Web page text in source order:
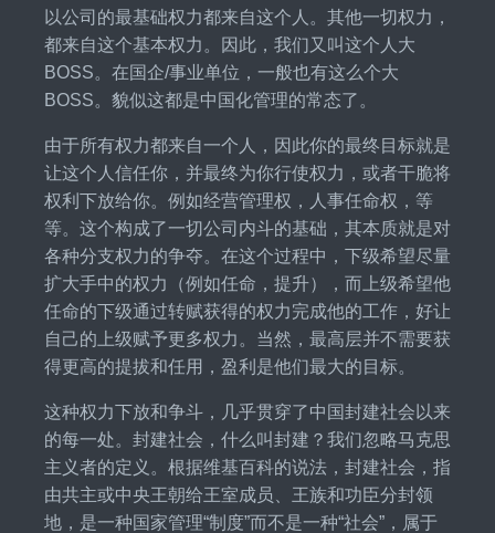
以公司的最基础权力都来自这个人。其他一切权力，
都来自这个基本权力。因此，我们又叫这个人大
BOSS。在国企/事业单位，一般也有这么个大
BOSS。貌似这都是中国化管理的常态了。
由于所有权力都来自一个人，因此你的最终目标就是
让这个人信任你，并最终为你行使权力，或者干脆将
权利下放给你。例如经营管理权，人事任命权，等
等。这个构成了一切公司内斗的基础，其本质就是对
各种分支权力的争夺。在这个过程中，下级希望尽量
扩大手中的权力（例如任命，提升），而上级希望他
任命的下级通过转赋获得的权力完成他的工作，好让
自己的上级赋予更多权力。当然，最高层并不需要获
得更高的提拔和任用，盈利是他们最大的目标。
这种权力下放和争斗，几乎贯穿了中国封建社会以来
的每一处。封建社会，什么叫封建？我们忽略马克思
主义者的定义。根据维基百科的说法，封建社会，指
由共主或中央王朝给王室成员、王族和功臣分封领
地，是一种国家管理“制度”而不是一种“社会”，属于